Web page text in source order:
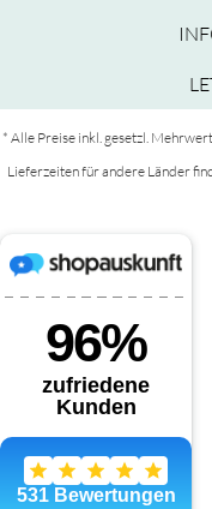
* Alle Preise inkl. gesetzl.
Lieferzeiten für andere Länder